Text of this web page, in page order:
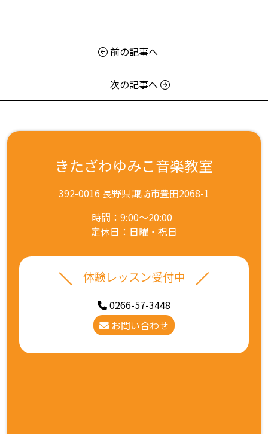
前の記事へ
次の記事へ
きたざわゆみこ音楽教室
392-0016 長野県諏訪市豊田2068-1
時間：9:00～20:00
定休日：日曜・祝日
体験レッスン受付中
0266-57-3448
お問い合わせ